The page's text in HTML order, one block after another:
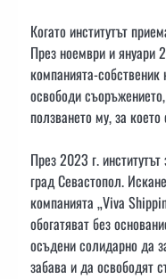
Когато институтът
През ноември и януари
компанията-
освободи
ползването му, за
През 2023 г.
град Севастопол.
компанията „Viva
обогатяват без
осъдени солидарно да
забава и да освободят